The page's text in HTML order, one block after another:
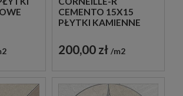
CEMENTO 15X15
PŁYTKI KAMIENNE
200,00 zł m2